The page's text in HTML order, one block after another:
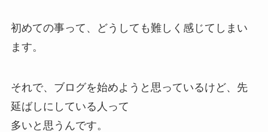
初めての事って、どうしても難しく感じてしまい
ます。
それで、ブログを始めようと思っているけど、先
延ばしにしている人って
多いと思うんです。